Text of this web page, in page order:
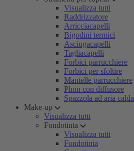
Visualizza tutti
Raddrizzatore
Arricciacapelli
Bigodini termici
Asciugacapelli
Tagliacapelli
Forbici parrucchiere
Forbici per sfoltire
Mantelle parrucchiere
Phon con diffusore
Spazzola ad aria calda
Make-up
Visualizza tutti
Fondotinta
Visualizza tutti
Fondotinta